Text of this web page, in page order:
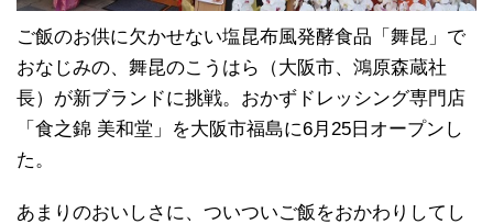
ご飯のお供に欠かせない塩昆布風発酵食品「舞昆」で
おなじみの、舞昆のこうはら（大阪市、鴻原森蔵社
長）が新ブランドに挑戦。おかずドレッシング専門店
「食之錦 美和堂」を大阪市福島に6月25日オープンし
た。
あまりのおいしさに、ついついご飯をおかわりしてし